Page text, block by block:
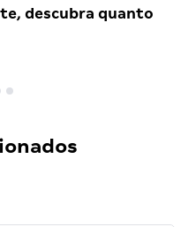
descubra quanto